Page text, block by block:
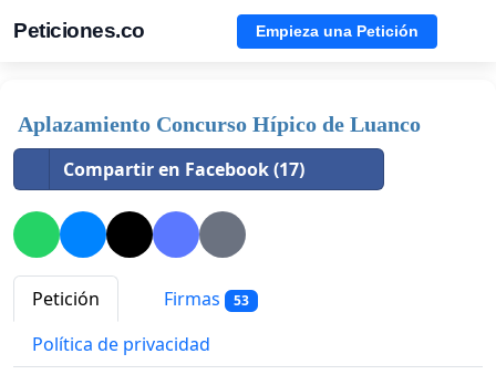
Peticiones.co Empieza una Petición
Aplazamiento Concurso Hípico de Luanco
Compartir en Facebook (17)
Petición Firmas 53
Política de privacidad